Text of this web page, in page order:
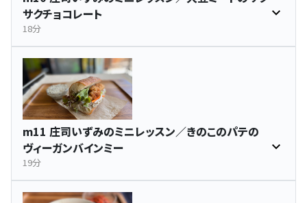
サクチョコレート
18分
m11 庄司いずみのミニレッスン／きのこのパテの
ヴィーガンバインミー
19分